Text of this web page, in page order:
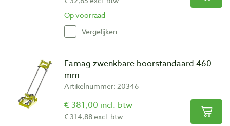
Op voorraad
Vergelijken
Famag zwenkbare boorstandaard 460
mm
Artikelnummer: 20346
€ 381,00 incl. btw
€ 314,88 excl. btw